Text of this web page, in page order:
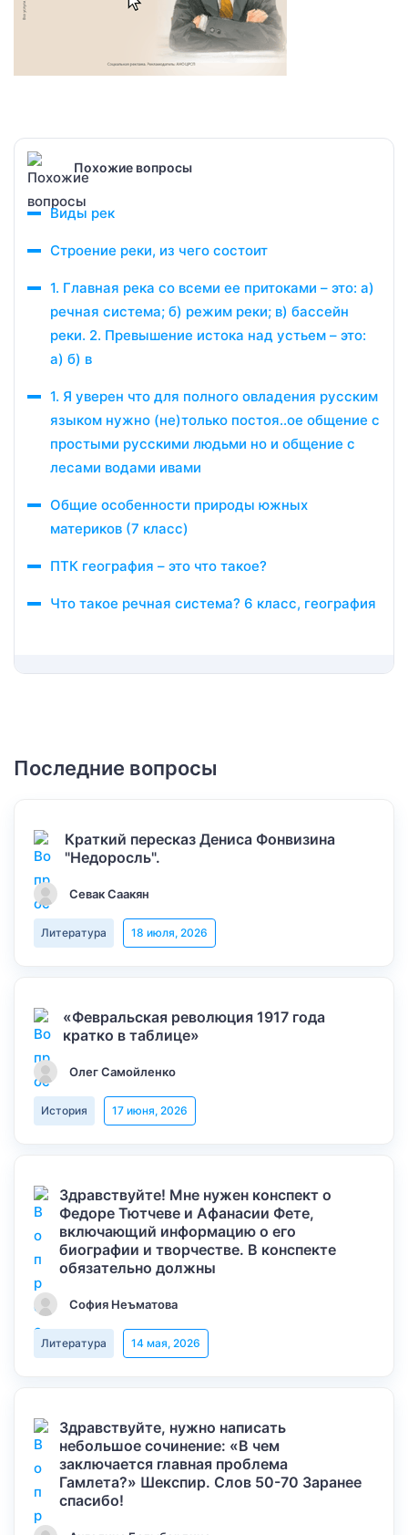
Похожие вопросы
Виды рек
Строение реки, из чего состоит
1. Главная река со всеми ее притоками – это: а)
речная система; б) режим реки; в) бассейн
реки. 2. Превышение истока над устьем – это:
а) б) в
1. Я уверен что для полного овладения русским
языком нужно (не)только постоя..ое общение с
простыми русскими людьми но и общение с
лесами водами ивами
Общие особенности природы южных
материков (7 класс)
ПТК география – это что такое?
Что такое речная система? 6 класс, география
Последние вопросы
Краткий пересказ Дениса Фонвизина
"Недоросль".
Севак Саакян
Литература 18 июля, 2026
«Февральская революция 1917 года
кратко в таблице»
Олег Самойленко
История 17 июня, 2026
Здравствуйте! Мне нужен конспект о
Федоре Тютчеве и Афанасии Фете,
включающий информацию о его
биографии и творчестве. В конспекте
обязательно должны
София Неъматова
Литература 14 мая, 2026
Здравствуйте, нужно написать
небольшое сочинение: «В чем
заключается главная проблема
Гамлета?» Шекспир. Слов 50-70 Заранее
спасибо!